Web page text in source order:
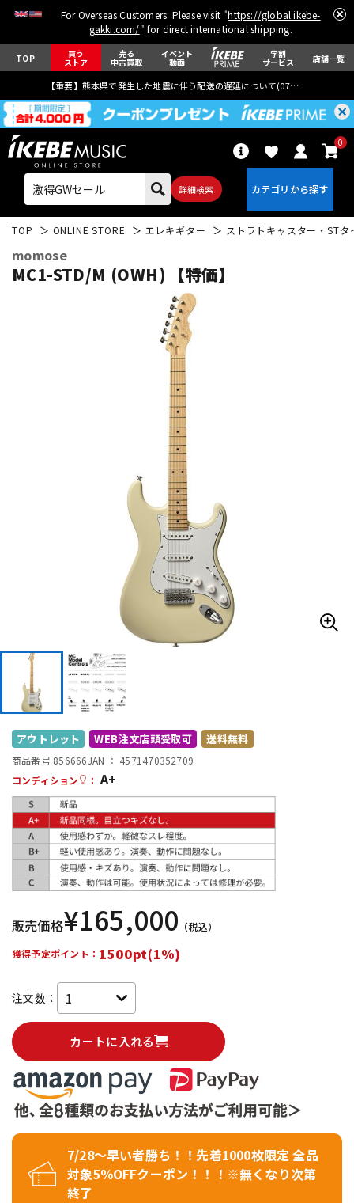
For Overseas Customers: Please visit "https://global.ikebe-
gakki.com/" for direct international shipping.
TOP 買う
ストア
売る
中古買取
イベント
動画
学割
サービス 店舗一覧
【重要】熊本県で発生した地震に伴う配送の遅延について(07月29日
詳細検索
0
エフェクター
DJ機器
配信/ライブ機器
中古
TOP ONLINE STORE エレキギター ストラトキャスター・STタ
momose
MC1-STD/M (OWH) 【特価】
アウトレット WEB注文店頭受取可 送料無料
商品番号 856666JAN ： 4571470352709
コンディション
： A+
販売価格¥165,000 （税込）
獲得予定ポイント： 1500pt(1%)
注文数：
カートに入れる
7/28～早い者勝ち！！先着1000枚限定 全品
対象5％OFFクーポン！！！※無くなり次第
終了